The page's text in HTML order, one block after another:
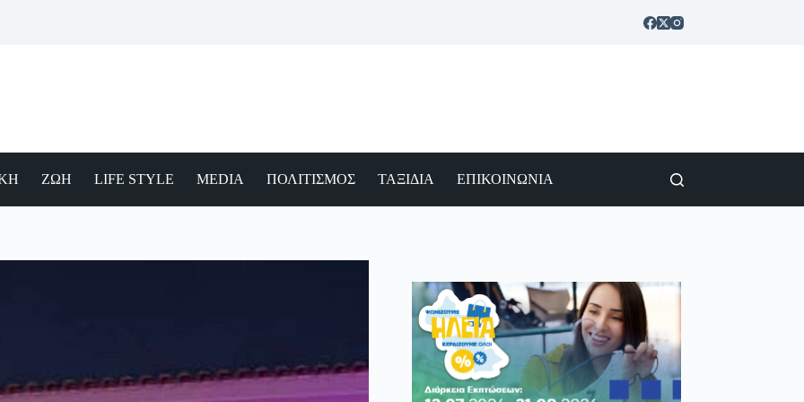
ΖΩΗ LIFE STYLE MEDIA ΠΟΛΙΤΙΣΜΟΣ ΤΑΞΙΔΙΑ ΕΠΙΚΟΙΝΩΝΙΑ